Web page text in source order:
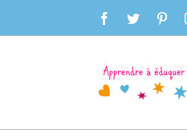
to
facebooktwitter